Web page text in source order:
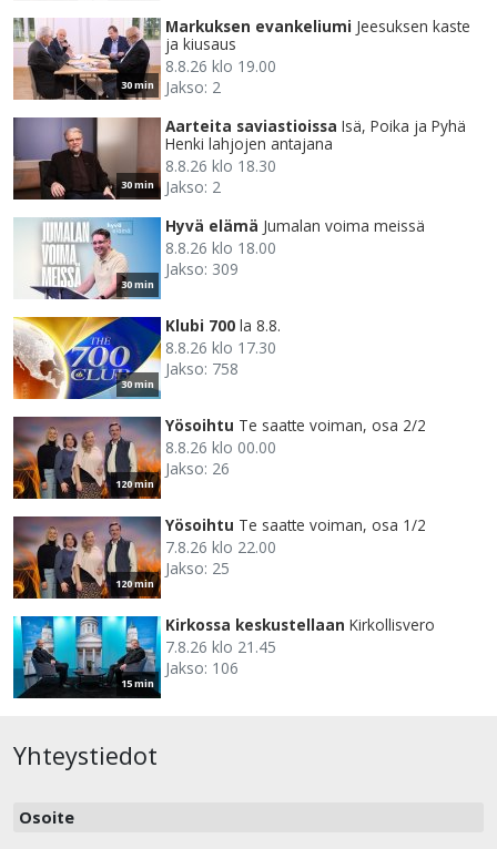
30 min
Markuksen evankeliumi Jeesuksen kaste
ja kiusaus
8.8.26 klo 19.00
Jakso: 2
30 min
Aarteita saviastioissa Isä, Poika ja Pyhä
Henki lahjojen antajana
8.8.26 klo 18.30
Jakso: 2
30 min
Hyvä elämä Jumalan voima meissä
8.8.26 klo 18.00
Jakso: 309
30 min
Klubi 700 la 8.8.
8.8.26 klo 17.30
Jakso: 758
120 min
Yösoihtu Te saatte voiman, osa 2/2
8.8.26 klo 00.00
Jakso: 26
120 min
Yösoihtu Te saatte voiman, osa 1/2
7.8.26 klo 22.00
Jakso: 25
15 min
Kirkossa keskustellaan Kirkollisvero
7.8.26 klo 21.45
Jakso: 106
Yhteystiedot
Osoite